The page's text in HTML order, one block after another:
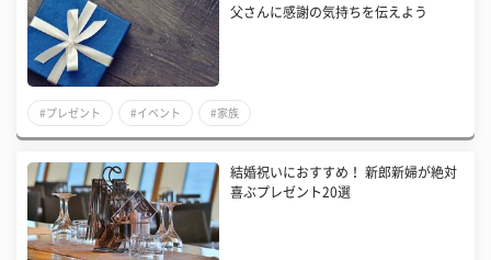
父さんに感謝の気持ちを伝えよう
#プレゼント #イベント #家族
結婚祝いにおすすめ！ 新郎新婦が絶対
喜ぶプレゼント20選